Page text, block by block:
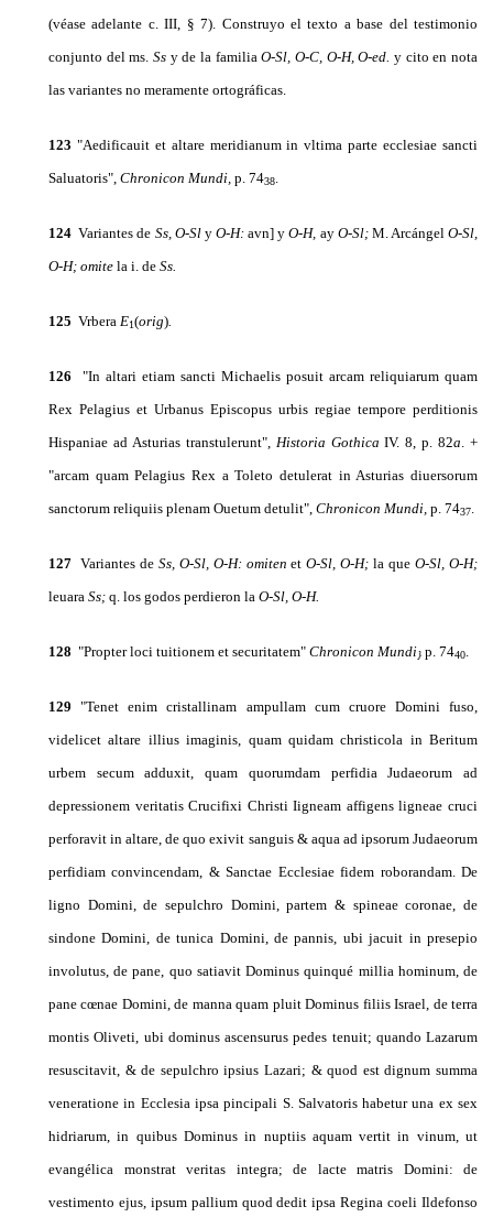
(véase adelante c. III,
§ 7). Cons­truyo el texto a base del testimonio
conjunto del ms. Ss y de la familiaO-Sl, O-C, O-H, O-ed.y cito en nota
las variantes no meramente ortográficas.
123 "Aedificauit et altare meridianum in vltima parte ecclesiae sancti
Saluatoris", Chronicon Mundi, p. 7438
124 Variantes de Ss, O-Sl y O-H:avn] yO-H, ay O-Sl; M. ArcángelO-Sl,
O-H; omite la i. de Ss.
125 Vrbera E1(orig)
126
"In altari etiam sancti Michaelis posuit arcam reliquiarum quam
Rex Pelagius et Urbanus Episcopus urbis regiae tempore perditionis
Hispaniae ad Asturias transtulerunt", Historia GothicaIV. 8, p. 82a . +
"arcam quam Pelagius Rex a Toleto detulerat in Asturias diuersorum
sanctorum reliquiis plenam Ouetum detulit", Chronicon Mundi, p. 7437
127 Variantes de Ss, O-Sl, O-H: omitenetO-Sl, O-H;la queO-Sl, O-H;
leuara Ss; q. los godos perdie­ron la O-Sl, O-H.
128 "Propter loci tuitionem et securitatem" Chronicon Mundi} p. 7440
129 "Tenet enim cristallinam ampullam cum cruore Domini fuso,
videlicet altare illius imaginis, quam quidam christicola in Beritum
urbem secum adduxit, quam quorumdam perfidia Judaeorum ad
depressionem veritatis Crucifixi Christi Iigneam affigens ligneae cruci
perforavit in altare, de quo exivit sanguis & aqua ad ipsorum Judaeorum
perfidiam convincendam, & Sanctae Ecclesiae fidem roborandam. De
ligno Domini, de sepulchro Domini, partem & spineae coronae, de
sindone Domini, de tunica Domini, de pannis, ubi jacuit in presepio
involutus, de pane, quo satiavit Dominus quinqué millia hominum, de
pane cœnae Domini, de manna quam pluit Dominus filiis Israel, de terra
montis Oliveti, ubi dominus ascensurus pedes tenuit; quando Lazarum
resuscitavit, & de sepulchro ipsius Lazari; & quod est dignum summa
veneratione in Ecclesia ipsa pincipali S. Salvatoris habetur una ex sex
hidriarum, in quibus Dominus in nuptiis aquam vertit in vinum, ut
evangélica monstrat veritas integra; de lacte matris Domini: de
vestimento ejus, ipsum pallium quod dedit ipsa Regina coeli Ildefonso